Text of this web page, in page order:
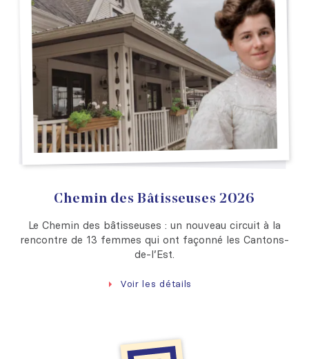
Chemin des Bâtisseuses 2026
Le Chemin des bâtisseuses : un nouveau circuit à la
rencontre de 13 femmes qui ont façonné les Cantons-
de-l’Est.
Voir les détails